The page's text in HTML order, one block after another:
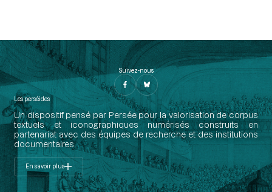
Suivez-nous
Les perséides
Un dispositif pensé par Persée pour la valorisation de corpus
textuels et iconographiques numérisés construits en
partenariat avec des équipes de recherche et des institutions
documentaires.
En savoir plus